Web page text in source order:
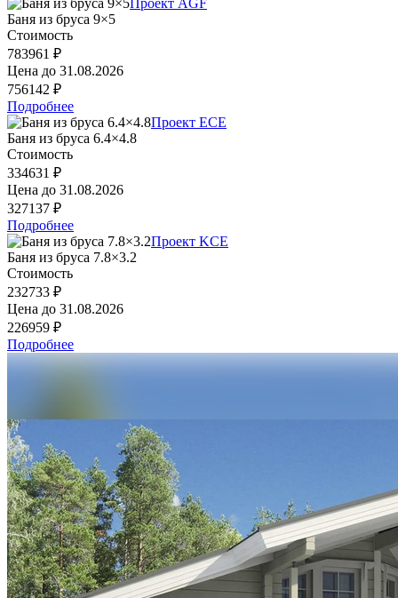
Баня из бруса 9×5
Стоимость
783961 ₽
Цена до 31.08.2026
756142 ₽
Подробнее
Проект ECE
Баня из бруса 6.4×4.8
Стоимость
334631 ₽
Цена до 31.08.2026
327137 ₽
Подробнее
Проект KCE
Баня из бруса 7.8×3.2
Стоимость
232733 ₽
Цена до 31.08.2026
226959 ₽
Подробнее